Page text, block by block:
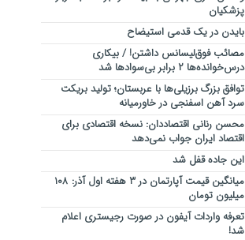
پزشکیان
بایدن در یک قدمی استیضاح
مصائب فوق‌لیسانس داشتن! / بیکاری
درس‌خوانده‌ها ۲ برابر بی‌سوادها شد
توافق بزرگ برزیلی‌ها با عربستان؛ تولید بریکت
سرد آهن اسفنجی در خاورمیانه
محسن رنانی اقتصاددان: نسخه اقتصادی برای
اقتصاد ایران جواب نمی‌دهد
این جاده قفل شد
میانگین قیمت آپارتمان در ۳ هفته اول آذر: ۱۰۸
میلیون تومان
تعرفه واردات آیفون در صورت رجیستری اعلام
شد!